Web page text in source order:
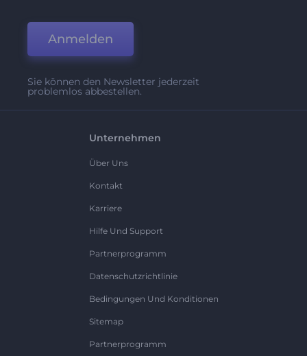
Anmelden
Sie können den Newsletter jederzeit
problemlos abbestellen.
Unternehmen
Über Uns
Kontakt
Karriere
Hilfe Und Support
Partnerprogramm
Datenschutzrichtlinie
Bedingungen Und Konditionen
Sitemap
Partnerprogramm